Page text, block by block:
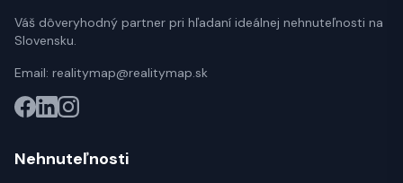
Váš dôveryhodný partner pri hľadaní ideálnej nehnuteľnosti na
Slovensku.
Email: realitymap@realitymap.sk
Nehnuteľnosti